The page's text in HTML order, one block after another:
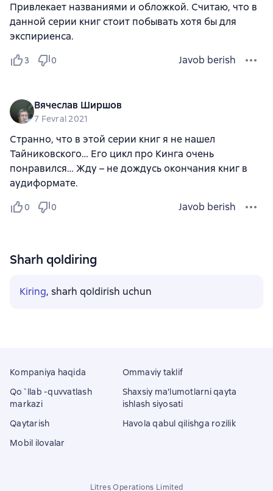
Привлекает названиями и обложкой. Считаю, что в
данной серии книг стоит побывать хотя бы для
экспириенса.
3 0 Javob berish
Вячеслав Ширшов
7 Fevral 2021
Странно, что в этой серии книг я не нашел
Тайниковского… Его цикл про Кинга очень
понравился… Жду – не дождусь окончания книг в
аудиформате.
0 0 Javob berish
Sharh qoldiring
Kiring, sharh qoldirish uchun
Kompaniya haqida
Qo`llab -quvvatlash
markazi
Qaytarish
Mobil ilovalar
Ommaviy taklif
Shaxsiy ma'lumotlarni qayta
ishlash siyosati
Havola qabul qilishga rozilik
Litres Operations Limited